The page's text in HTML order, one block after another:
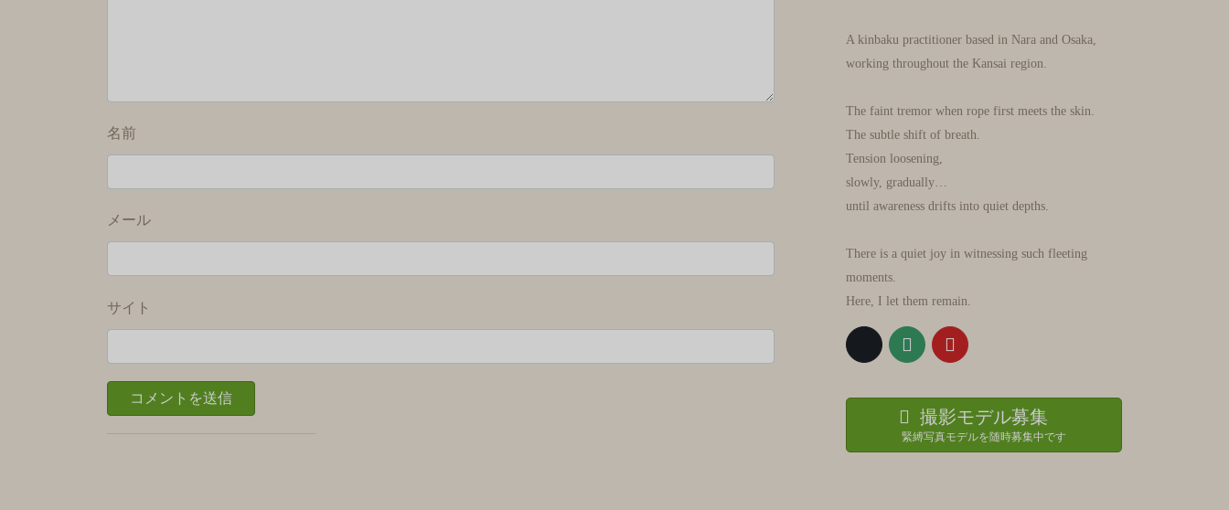
名前
メール
サイト
A kinbaku practitioner based in Nara and Osaka,
working throughout the Kansai region.
The faint tremor when rope first meets the skin.
The subtle shift of breath.
Tension loosening,
slowly, gradually…
until awareness drifts into quiet depths.
There is a quiet joy in witnessing such fleeting
moments.
Here, I let them remain.
撮影モデル募集
緊縛写真モデルを随時募集中です